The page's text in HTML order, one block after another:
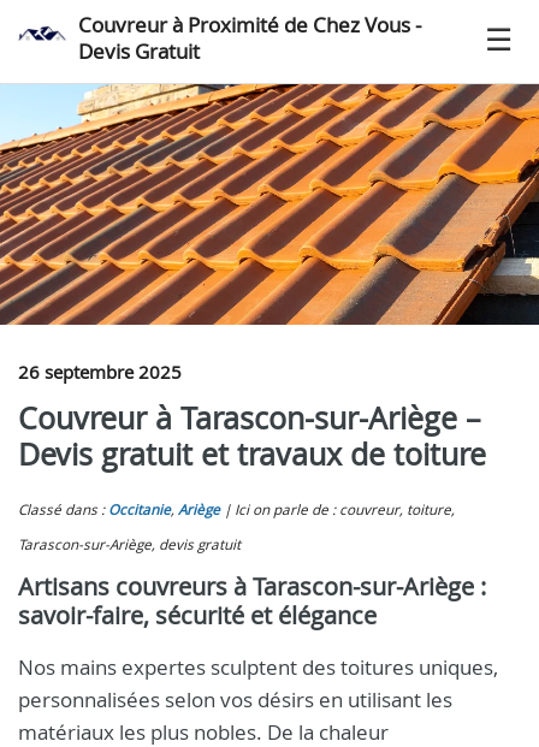
Couvreur à Proximité de Chez Vous -
Devis Gratuit
26 septembre 2025
Couvreur à Tarascon-sur-Ariège –
Devis gratuit et travaux de toiture
Classé dans : Occitanie, Ariège
Ici on parle de : couvreur, toiture,
Tarascon-sur-Ariège, devis gratuit
Artisans couvreurs à Tarascon-sur-Ariège :
savoir-faire, sécurité et élégance
Nos mains expertes sculptent des toitures uniques,
personnalisées selon vos désirs en utilisant les
matériaux les plus nobles. De la chaleur